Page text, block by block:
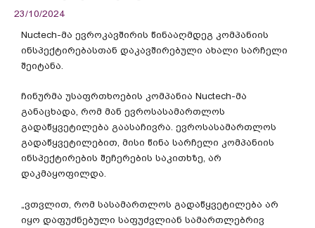
23/10/2024
Nuctech-მა ევროკავშირის წინააღმდეგ კომპანიის
ინსპექტირებასთან დაკავშირებული ახალი სარჩელი
შეიტანა.
ჩინურმა უსაფრთხოების კომპანია Nuctech-მა
განაცხადა, რომ მან ევროსასამართლოს
გადაწყვეტილება გაასაჩივრა. ევროსასამართლოს
გადაწყვეტილებით, მისი წინა სარჩელი კომპანიის
ინსპექტირების შეჩერების საკითხზე, არ
დაკმაყოფილდა.
„ვთვლით, რომ სასამართლოს გადაწყვეტილება არ
იყო დაფუძნებული საფუძვლიან სამართლებრივ